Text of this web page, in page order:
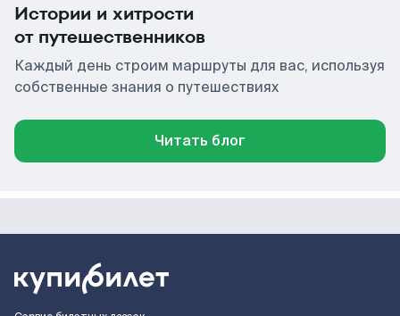
Истории и хитрости
от путешественников
Каждый день строим маршруты для вас, используя
собственные знания о путешествиях
Читать блог